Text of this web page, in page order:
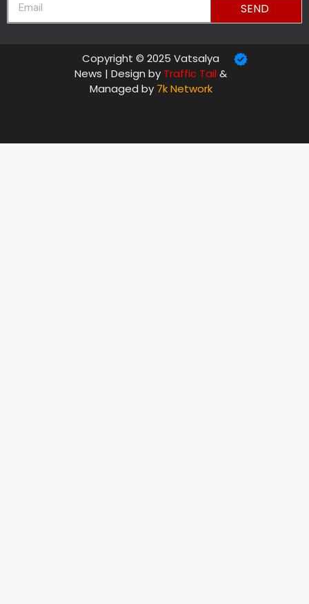
SEND
Copyright © 2025 Vatsalya
News | Design by Traffic Tail&
Managed by 7k Network